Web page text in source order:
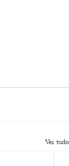
Ver tudo